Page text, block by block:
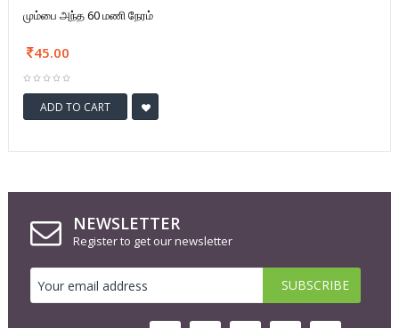
மும்பை அந்த 60 மணி நேரம்
45.00
ADD TO CART
NEWSLETTER
Register to get our newsletter